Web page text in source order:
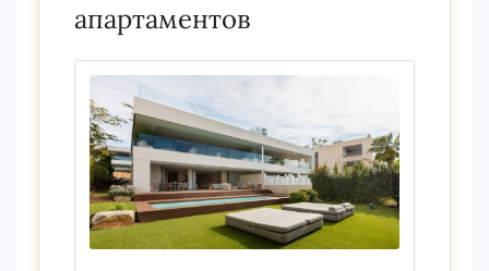
апартаментов